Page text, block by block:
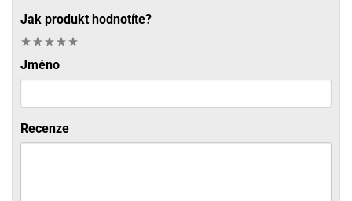
Jak produkt hodnotíte?
Jméno
Recenze